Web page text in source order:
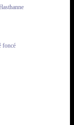
foncé